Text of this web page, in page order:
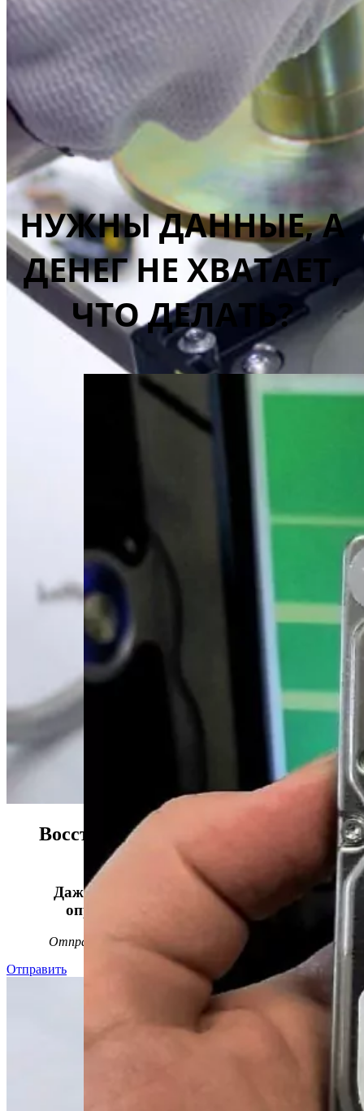
Восстанавливаем данные в 98%
случаев!
Даже, если носитель информации не
определяется, стучит или пищит.
Отправьте заявку набесплатную
диагностику
Отправить
НУЖНЫ ДАННЫЕ, А
ДЕНЕГ НЕ ХВАТАЕТ,
ЧТО ДЕЛАТЬ?